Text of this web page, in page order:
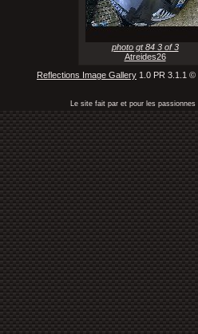
photo gt 84 3 of 3
Atreides26
Reflections Image Gallery 1.0 PR 3.1.1
Le site fait par et pour les